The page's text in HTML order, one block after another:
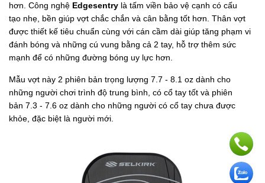
hơn. Công nghệ Edgesentry là tấm viền bảo vệ cạnh có cấu
tạo nhẹ, bền giúp vợt chắc chắn và cân bằng tốt hơn. Thân vợt
được thiết kế tiêu chuẩn cùng với cán cầm dài giúp tăng phạm vi
đánh bóng và những cú vung bằng cả 2 tay, hỗ trợ thêm sức
mạnh để có những đường bóng uy lực hơn.
Mẫu vợt này 2 phiên bản trọng lượng 7.7 - 8.1 oz dành cho
những người chơi trình độ trung bình, có cổ tay tốt và phiên
bản 7.3 - 7.6 oz dành cho những người có cổ tay chưa được
khỏe, đặc biệt là người mới.